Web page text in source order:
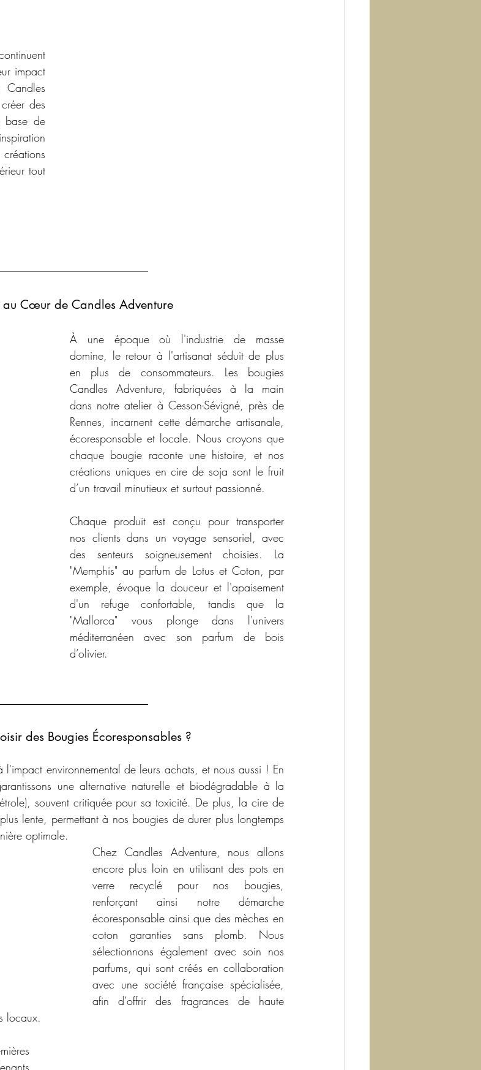
impact
des
base de
tout
au Cœur de Candles Adventure
À une époque où l'industrie de masse
domine, le retour à l'artisanat séduit de plus
en plus de consommateurs. Les bougies
Candles Adventure, fabriquées à la main
dans notre atelier à Cesson-Sévigné, près de
Rennes, incarnent cette démarche artisanale,
écoresponsable et locale. Nous croyons que
chaque bougie raconte une histoire, et nos
créations uniques en cire de soja sont le fruit
d’un travail minutieux et surtout passionné.
Chaque produit est conçu pour transporter
nos clients dans un voyage sensoriel, avec
des senteurs soigneusement choisies. La
"Memphis" au parfum de Lotus et Coton, par
exemple, évoque la douceur et l'apaisement
d'un refuge confortable, tandis que la
"Mallorca" vous plonge dans l'univers
méditerranéen avec son parfum de bois
d’olivier.
des Bougies Écoresponsables ?
l'impact environnemental de leurs achats, et nous aussi ! En
une alternative naturelle et biodégradable à la
souvent critiquée pour sa toxicité. De plus, la cire de
lente, permettant à nos bougies de durer plus longtemps
optimale.
Chez Candles Adventure, nous allons
encore plus loin en utilisant des pots en
verre recyclé pour nos bougies,
renforçant ainsi notre démarche
écoresponsable ainsi que des mèches en
coton garanties sans plomb. Nous
sélectionnons également avec soin nos
parfums, qui sont créés en collaboration
avec une société française spécialisée,
afin d’offrir des fragrances de haute
locaux.